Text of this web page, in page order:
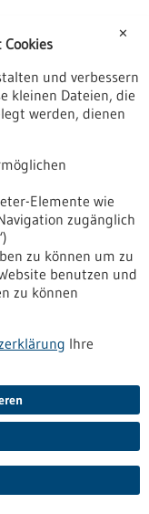
Health:
im
Diese Frage
Day „Circular
am 4. Mai
Expertinnen und
diskutierten
open-
als-
Körperfett
in der Medizin.
✕
und verbessern
kleinen Dateien, die
werden, dienen
Elemente wie
zugänglich
zu können um zu
benutzen und
zu können
Ihre